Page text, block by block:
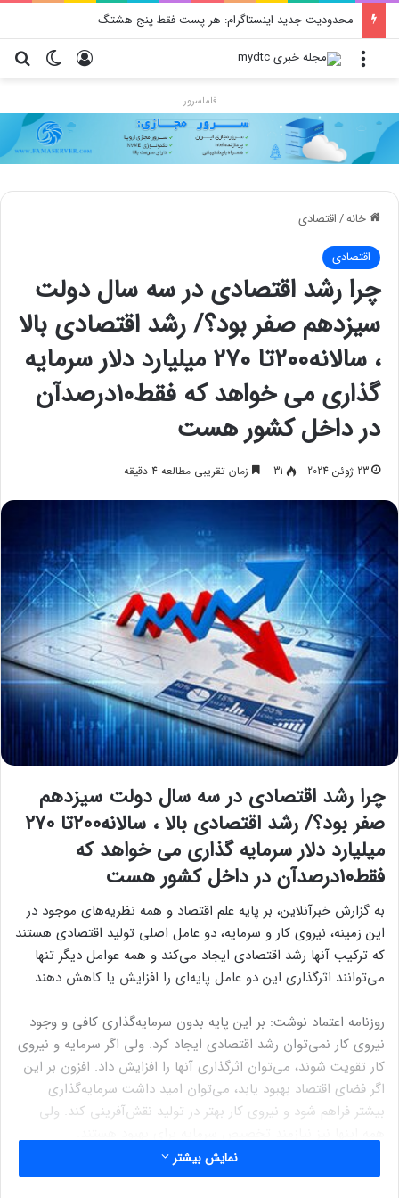
محدودیت جدید اینستاگرام: هر پست فقط پنج هشتگ
تغییر ورود منو
فاماسرور
خانه/اقتصادی
اقتصادی
چرا رشد اقتصادی در سه سال دولت
سیزدهم صفر بود؟/ رشد اقتصادی بالا
، سالانه200تا 270 میلیارد دلار سرمایه
گذاری می خواهد که فقط10درصدآن
در داخل کشور هست
23 ژوئن 2024 31 زمان تقریبی مطالعه 4 دقیقه
چرا رشد اقتصادی در سه سال دولت سیزدهم
صفر بود؟/ رشد اقتصادی بالا ، سالانه200تا 270
میلیارد دلار سرمایه گذاری می خواهد که
فقط10درصدآن در داخل کشور هست
به گزارش خبرآنلاین، بر پایه علم اقتصاد و همه نظریه‌های موجود در
این زمینه، نیروی کار و سرمایه، دو عامل اصلی تولید اقتصادی هستند
که ترکیب آنها رشد اقتصادی ایجاد می‌کند و همه عوامل دیگر تنها
می‌توانند اثرگذاری این دو عامل پایه‌ای را افزایش یا کاهش دهند.
روزنامه اعتماد نوشت: بر این پایه بدون سرمایه‌گذاری کافی و وجود
نیروی کار نمی‌توان رشد اقتصادی ایجاد کرد. ولی اگر سرمایه و نیروی
کار تقویت شوند، می‌توان اثرگذاری آنها را افزایش داد. افزون بر این
اگر فضای اقتصاد بهبود یابد، می‌توان امید داشت سرمایه‌گذاری
بیشتر فراهم شود و نیروی کار بهتر در تولید نقش‌آفرینی کند. ولی
اقتصاد ایران پس از پیروزی انقلاب همواره از کمبود سرمایه‌گذاری رنج
نمایش بیشتر